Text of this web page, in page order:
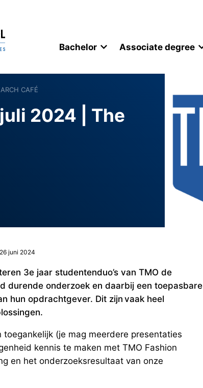
Bachelor Associate degree
CAFÉ
2024 | The
juni 2024
3e jaar studentenduo’s van TMO de
durende onderzoek en daarbij een toepasbare
hun opdrachtgever. Dit zijn vaak heel
(je mag meerdere presentaties
kennis te maken met TMO Fashion
en het onderzoeksresultaat van onze